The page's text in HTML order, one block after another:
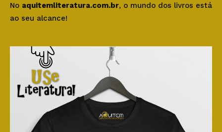
No aquitemliteratura.com.br, o mundo dos livros está
ao seu alcance!